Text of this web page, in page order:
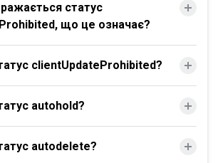
статус
що це означає?
clientUpdateProhibited?
autohold?
autodelete?